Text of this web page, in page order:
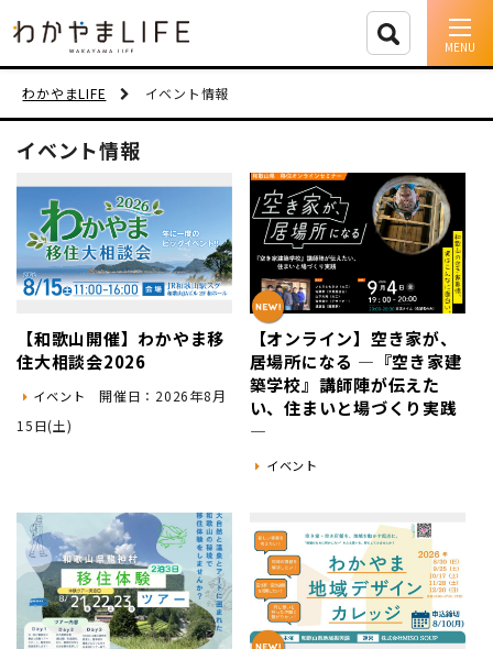
イベント情報
人に会う
しごと
住まい
市町村を探す
移住者インタビュー
地域おこし協力隊
わかやまLIFE イベント情報
イベント情報
【和歌山開催】わかやま移
住大相談会2026
イベント
開催日：2026年8月
15日(土)
【オンライン】空き家が、
居場所になる ―『空き家建
築学校』講師陣が伝えた
い、住まいと場づくり実践
―
イベント